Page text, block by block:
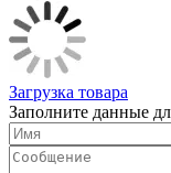
Загрузка товара
Заполните данные